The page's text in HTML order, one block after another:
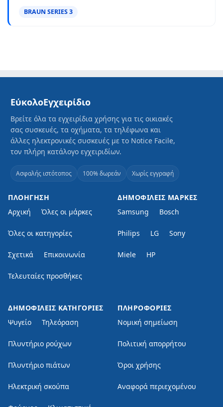
BRAUN SERIES 3
ΕύκολοΕγχειρίδιο
Βρείτε όλα τα εγχειρίδια χρήσης για τις οικιακές
σας συσκευές, τα οχήματα, τα τηλέφωνα και
άλλες ηλεκτρονικές συσκευές με το Notice Facile,
τον πλήρη κατάλογο εγχειριδίων.
Ασφαλής ιστότοπος 100% δωρεάν Χωρίς εγγραφή
ΠΛΟΉΓΗΣΗ
Αρχική
Όλες οι μάρκες
Όλες οι κατηγορίες
Σχετικά Επικοινωνία
Τελευταίες προσθήκες
ΔΗΜΟΦΙΛΕΊΣ ΜΆΡΚΕΣ
Samsung
Bosch
Philips LG Sony
Miele HP
ΔΗΜΟΦΙΛΕΊΣ ΚΑΤΗΓΟΡΊΕΣ
Ψυγείο
Τηλεόραση
Πλυντήριο ρούχων
Πλυντήριο πιάτων
Ηλεκτρική σκούπα
ΠΛΗΡΟΦΟΡΊΕΣ
Νομική σημείωση
Πολιτική απορρήτου
Όροι χρήσης
Αναφορά περιεχομένου